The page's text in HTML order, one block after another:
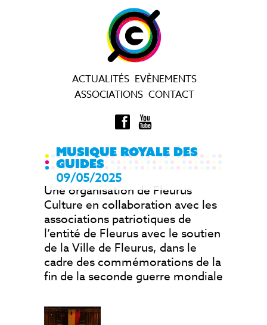
ACTUALITÉS EVÈNEMENTS
ASSOCIATIONS CONTACT
MUSIQUE ROYALE DES
GUIDES
09/05/2025
Une organisation de Fleurus
Culture en collaboration avec les
associations patriotiques de
l’entité de Fleurus avec le soutien
de la Ville de Fleurus, dans le
cadre des commémorations de la
fin de la seconde guerre mondiale